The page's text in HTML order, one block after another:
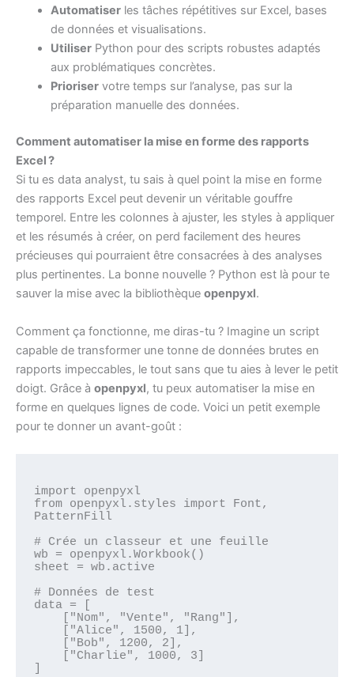
Automatiserles tâches répétitives sur Excel, bases
de données et visualisations.
UtiliserPython pour des scripts robustes adaptés
aux problématiques concrètes.
Prioriservotre temps sur l’analyse, pas sur la
préparation manuelle des données.
Comment automatiser la mise en forme des rapports
Excel ?
Si tu es data analyst, tu sais à quel point la mise en forme
des rapports Excel peut devenir un véritable gouffre
temporel. Entre les colonnes à ajuster, les styles à appliquer
et les résumés à créer, on perd facilement des heures
précieuses qui pourraient être consacrées à des analyses
plus pertinentes. La bonne nouvelle ? Python est là pour te
sauver la mise avec la bibliothèque openpyxl.
Comment ça fonctionne, me diras-tu ? Imagine un script
capable de transformer une tonne de données brutes en
rapports impeccables, le tout sans que tu aies à lever le petit
doigt. Grâce à openpyxl, tu peux automatiser la mise en
forme en quelques lignes de code. Voici un petit exemple
pour te donner un avant-goût :
import openpyxl
from openpyxl.styles import Font,
PatternFill
# Crée un classeur et une feuille
wb = openpyxl.Workbook()
sheet = wb.active
# Données de test
data = [